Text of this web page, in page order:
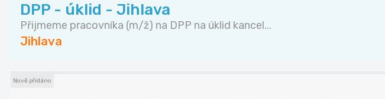
DPP - úklid - Jihlava
Přijmeme pracovníka (m/ž) na DPP na úklid kancel...
Jihlava
Nově přidáno